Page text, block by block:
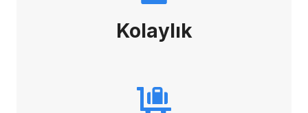
Kolaylık